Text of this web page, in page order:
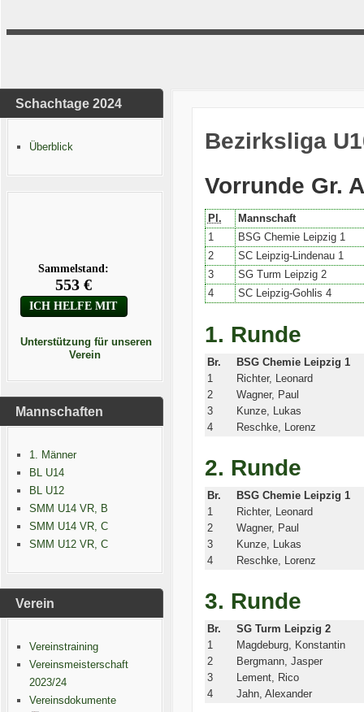
Schachtage 2024
Überblick
Unterstützung für unseren
Verein
Mannschaften
1. Männer
BL U14
BL U12
SMM U14 VR, B
SMM U14 VR, C
SMM U12 VR, C
Verein
Vereinstraining
Vereinsmeisterschaft
2023/24
Vereinsdokumente
Bezirksliga
Vorrunde Gr. A
Pl.
Mannschaft
1
BSG Chemie Leipzig 1
2
SC Leipzig-Lindenau 1
3
SG Turm Leipzig 2
4
SC Leipzig-Gohlis 4
1. Runde
Br.
BSG Chemie Leipzig 1
1
Richter, Leonard
2
Wagner, Paul
3
Kunze, Lukas
4
Reschke, Lorenz
2. Runde
Br.
BSG Chemie Leipzig 1
1
Richter, Leonard
2
Wagner, Paul
3
Kunze, Lukas
4
Reschke, Lorenz
3. Runde
Br.
SG Turm Leipzig 2
1
Magdeburg, Konstantin
2
Bergmann, Jasper
3
Lement, Rico
4
Jahn, Alexander